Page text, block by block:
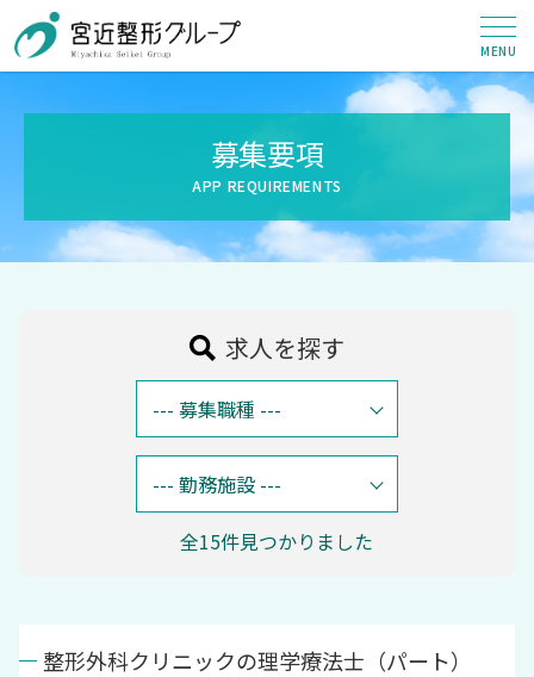
募集要項
求人を探す
全15件見つかりました
整形外科クリニックの理学療法士（パート）